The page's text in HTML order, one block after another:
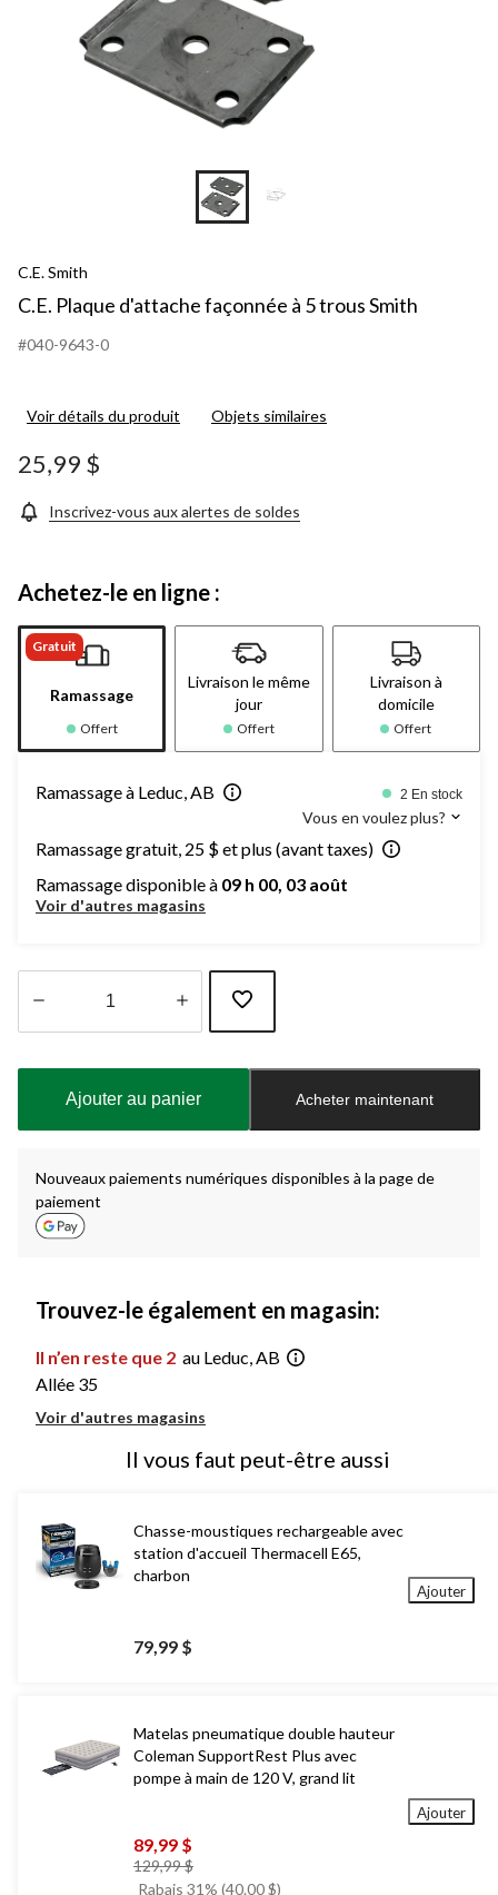
C.E. Smith
C.E. Plaque d'attache façonnée à 5 trous Smith
#040-9643-0
Voir détails du produit Objets similaires
25,99 $
Inscrivez-vous aux alertes de soldes
Achetez-le en ligne :
Gratuit
Ramassage
Offert
Livraison le même
jour
Offert
Livraison à
domicile
Offert
Ramassage à Leduc, AB 2 En stock
Vous en voulez plus?
Ramassage gratuit, 25 $ et plus (avant taxes)
Ramassage disponible à 09 h 00, 03 août
Voir d'autres magasins
à
Ajouter au panier Acheter maintenant
Nouveaux paiements numériques disponibles à la page de
paiement
Trouvez-le également en magasin:
Il n’en reste que 2 au Leduc, AB
Allée 35
Voir d'autres magasins
Il vous faut peut-être aussi
Chasse-moustiques rechargeable avec
station d'accueil Thermacell E65,
charbon
79,99 $
Ajouter
Matelas pneumatique double hauteur
Coleman SupportRest Plus avec
pompe à main de 120 V, grand lit
89,99 $
129,99 $prix
était
Rabais 31% (40.00 $)
Ajouter